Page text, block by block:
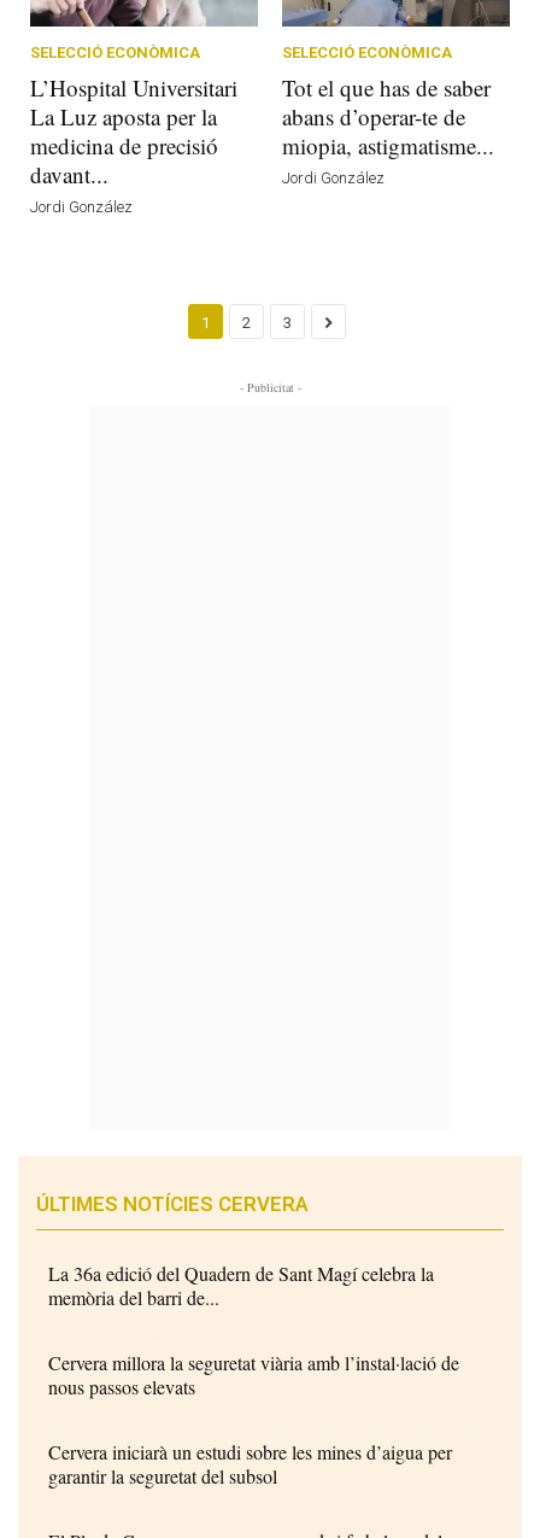
SELECCIÓ ECONÒMICA
L’Hospital Universitari
La Luz aposta per la
medicina de precisió
davant...
Jordi González
SELECCIÓ ECONÒMICA
Tot el que has de saber
abans d’operar-te de
miopia, astigmatisme...
Jordi González
1 2 3
- Publicitat -
ÚLTIMES NOTÍCIES CERVERA
La 36a edició del Quadern de Sant Magí celebra la
memòria del barri de...
Cervera millora la seguretat viària amb l’instal·lació de
nous passos elevats
Cervera iniciarà un estudi sobre les mines d’aigua per
garantir la seguretat del subsol